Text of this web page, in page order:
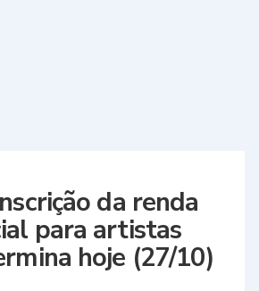
da renda
para artistas
hoje (27/10)